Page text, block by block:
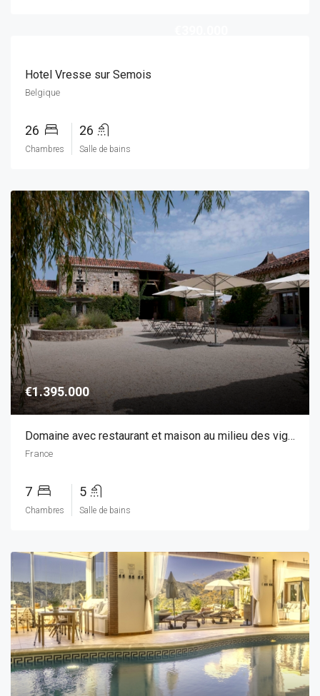
Hotel Vresse sur Semois
Belgique
26
Chambres
26
Salle de bains
€1.395.000
Domaine avec restaurant et maison au milieu des vignes
France
7
Chambres
5
Salle de bains